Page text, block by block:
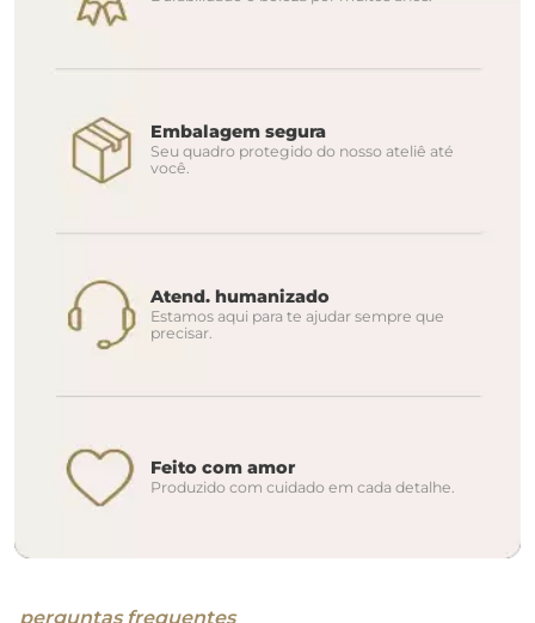
Embalagem segura
Seu quadro protegido do nosso ateliê até
você.
Atend. humanizado
Estamos aqui para te ajudar sempre que
precisar.
Feito com amor
Produzido com cuidado em cada detalhe.
perguntas frequentes